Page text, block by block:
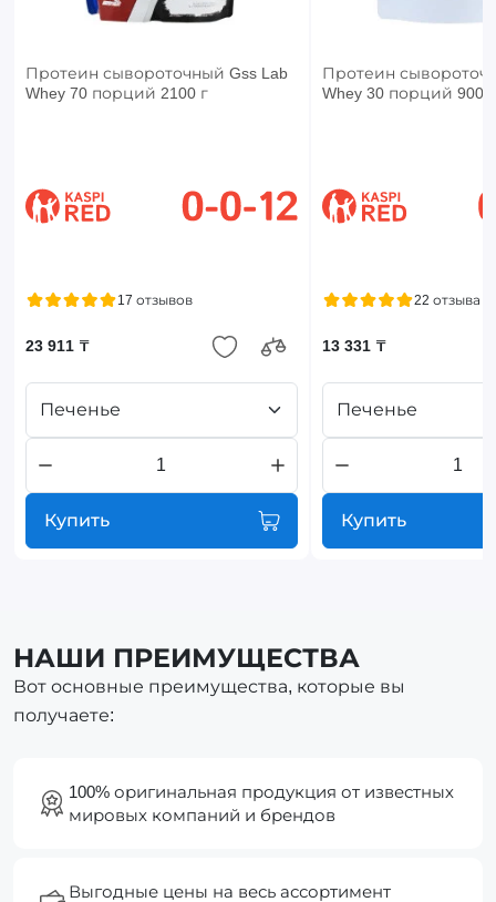
Протеин сывороточный Gss Lab
Whey 70 порций 2100 г
17 отзывов
23 911 ₸
Печенье
Купить
Протеин
Whey 30 порций 900 г
22 отзыва
13 331 ₸
Печенье
Купить
НАШИ ПРЕИМУЩЕСТВА
Вот основные преимущества, которые вы
получаете:
100% оригинальная продукция от известных
мировых компаний и брендов
Выгодные цены на весь ассортимент